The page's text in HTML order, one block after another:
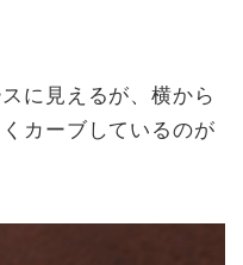
に見えるが、横から
カーブしているのが